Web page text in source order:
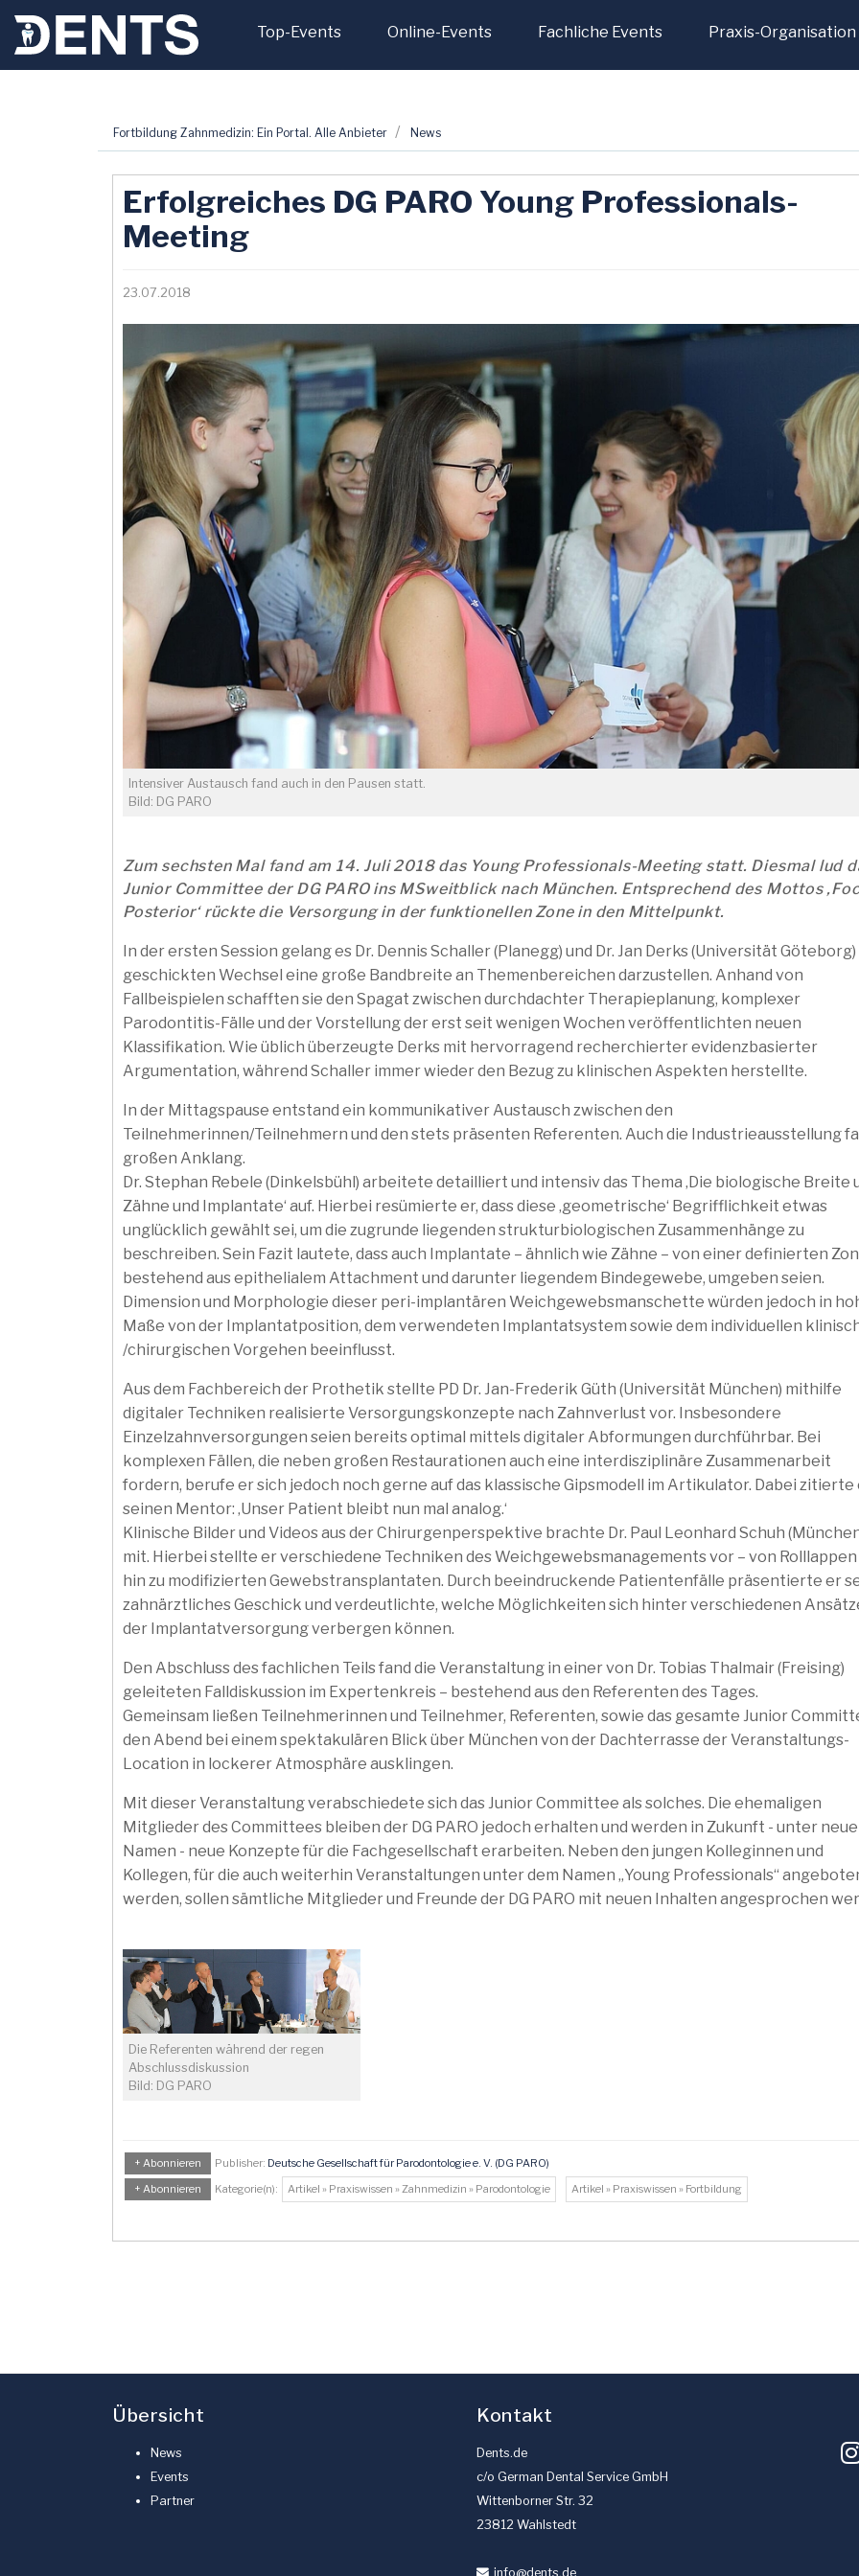
Top-Events Online-Events Fachliche Events Praxis-Organisation
Fortbildung Zahnmedizin: Ein Portal. Alle Anbieter News
Erfolgreiches DG PARO Young Professionals-
Meeting
23.07.2018
Intensiver Austausch fand auch in den Pausen statt.
Bild: DG PARO
Zum sechsten Mal fand am 14. Juli 2018 das Young Professionals-Meeting statt. Diesmal lud
Junior Committee der DG PARO ins MSweitblick nach München. Entsprechend des Mottos
Posterior‘ rückte die Versorgung in der funktionellen Zone in den Mittelpunkt.
In der ersten Session gelang es Dr. Dennis Schaller (Planegg) und Dr. Jan Derks (Universität Göteborg)
geschickten Wechsel eine große Bandbreite an Themenbereichen darzustellen. Anhand von
Fallbeispielen schafften sie den Spagat zwischen durchdachter Therapieplanung, komplexer
Parodontitis-Fälle und der Vorstellung der erst seit wenigen Wochen veröffentlichten neuen
Klassifikation. Wie üblich überzeugte Derks mit hervorragend recherchierter evidenzbasierter
Argumentation, während Schaller immer wieder den Bezug zu klinischen Aspekten herstellte.
In der Mittagspause entstand ein kommunikativer Austausch zwischen den
Teilnehmerinnen/Teilnehmern und den stets präsenten Referenten. Auch die Industrieausstellung
großen Anklang.
Dr. Stephan Rebele (Dinkelsbühl) arbeitete detailliert und intensiv das Thema ‚Die biologische Breite
Zähne und Implantate‘ auf. Hierbei resümierte er, dass diese ‚geometrische‘ Begrifflichkeit etwas
unglücklich gewählt sei, um die zugrunde liegenden strukturbiologischen Zusammenhänge zu
beschreiben. Sein Fazit lautete, dass auch Implantate – ähnlich wie Zähne – von einer definierten
bestehend aus epithelialem Attachment und darunter liegendem Bindegewebe, umgeben seien.
Dimension und Morphologie dieser peri-implantären Weichgewebsmanschette würden jedoch in
Maße von der Implantatposition, dem verwendeten Implantatsystem sowie dem individuellen
/chirurgischen Vorgehen beeinflusst.
Aus dem Fachbereich der Prothetik stellte PD Dr. Jan-Frederik Güth (Universität München) mithilfe
digitaler Techniken realisierte Versorgungskonzepte nach Zahnverlust vor. Insbesondere
Einzelzahnversorgungen seien bereits optimal mittels digitaler Abformungen durchführbar. Bei
komplexen Fällen, die neben großen Restaurationen auch eine interdisziplinäre Zusammenarbeit
fordern, berufe er sich jedoch noch gerne auf das klassische Gipsmodell im Artikulator. Dabei zitierte
seinen Mentor: ‚Unser Patient bleibt nun mal analog.‘
Klinische Bilder und Videos aus der Chirurgenperspektive brachte Dr. Paul Leonhard Schuh
mit. Hierbei stellte er verschiedene Techniken des Weichgewebsmanagements vor – von Rolllappen
hin zu modifizierten Gewebstransplantaten. Durch beeindruckende Patientenfälle präsentierte er
zahnärztliches Geschick und verdeutlichte, welche Möglichkeiten sich hinter verschiedenen
der Implantatversorgung verbergen können.
Den Abschluss des fachlichen Teils fand die Veranstaltung in einer von Dr. Tobias Thalmair (Freising)
geleiteten Falldiskussion im Expertenkreis – bestehend aus den Referenten des Tages.
Gemeinsam ließen Teilnehmerinnen und Teilnehmer, Referenten, sowie das gesamte Junior
den Abend bei einem spektakulären Blick über München von der Dachterrasse der Veranstaltungs-
Location in lockerer Atmosphäre ausklingen.
Mit dieser Veranstaltung verabschiedete sich das Junior Committee als solches. Die ehemaligen
Mitglieder des Committees bleiben der DG PARO jedoch erhalten und werden in Zukunft - unter
Namen - neue Konzepte für die Fachgesellschaft erarbeiten. Neben den jungen Kolleginnen und
Kollegen, für die auch weiterhin Veranstaltungen unter dem Namen „Young Professionals“
werden, sollen sämtliche Mitglieder und Freunde der DG PARO mit neuen Inhalten angesprochen
Die Referenten während der regen
Abschlussdiskussion
Bild: DG PARO
+ Abonnieren Publisher: Deutsche Gesellschaft für Parodontologie e. V. (DG PARO)
+ Abonnieren
Kategorie(n): Artikel » Praxiswissen » Zahnmedizin » Parodontologie Artikel » Praxiswissen » Fortbildung
Übersicht
News
Events
Partner
Kontakt
Dents.de
c/o German Dental Service GmbH
Wittenborner Str. 32
23812 Wahlstedt
info@dents.de